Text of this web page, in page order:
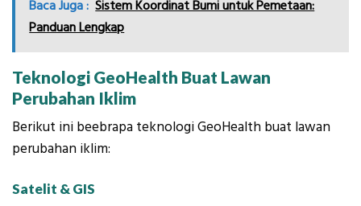
Baca Juga : Sistem Koordinat Bumi untuk Pemetaan:
Panduan Lengkap
Teknologi GeoHealth Buat Lawan
Perubahan Iklim
Berikut ini beebrapa teknologi GeoHealth buat lawan
perubahan iklim:
Satelit & GIS